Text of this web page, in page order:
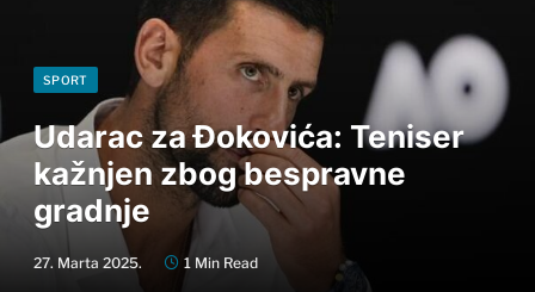
SPORT
Udarac za Đokovića: Teniser
kažnjen zbog bespravne
gradnje
27. Marta 2025. 1 Min Read